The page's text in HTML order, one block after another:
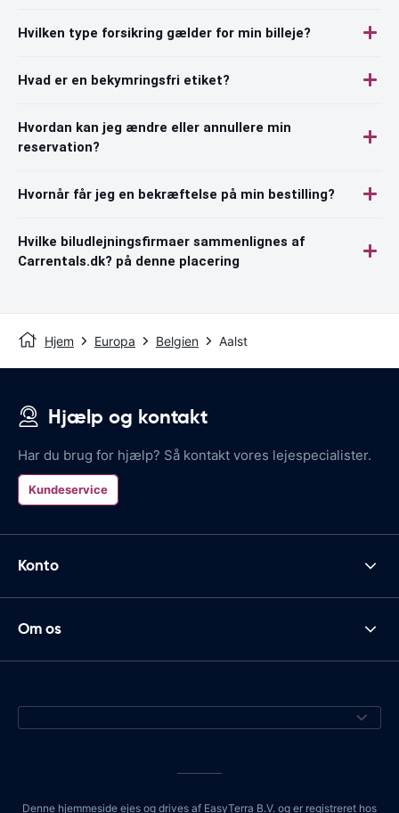
Hvilken type forsikring gælder for min billeje?
Hvad er en bekymringsfri etiket?
Hvordan kan jeg ændre eller annullere min
reservation?
Hvornår får jeg en bekræftelse på min bestilling?
Hvilke biludlejningsfirmaer sammenlignes af
Carrentals.dk? på denne placering
Hjem Europa Belgien Aalst
Hjælp og kontakt
Har du brug for hjælp? Så kontakt vores lejespecialister.
Kundeservice
Konto
Om os
Denne hjemmeside ejes og drives af EasyTerra B.V. og er registreret hos